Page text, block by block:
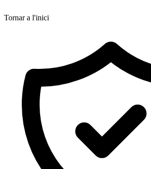
Tornar a l'inici